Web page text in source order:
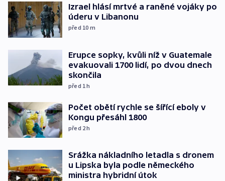
Izrael hlásí mrtvé a raněné vojáky po
úderu v Libanonu
před 10 m
Erupce sopky, kvůli níž v Guatemale
evakuovali 1700 lidí, po dvou dnech
skončila
před 1h
Počet obětí rychle se šířící eboly v
Kongu přesáhl 1800
před 2h
Srážka nákladního letadla s dronem
u Lipska byla podle německého
ministra hybridní útok